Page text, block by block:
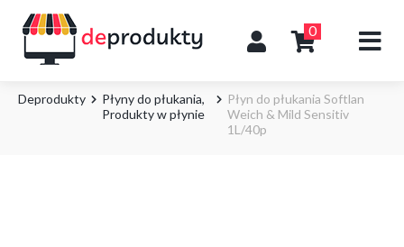
0
Deprodukty Płyny do płukania,
Produkty w płynie
Płyn do płukania Softlan
Weich & Mild Sensitiv
1L/40p